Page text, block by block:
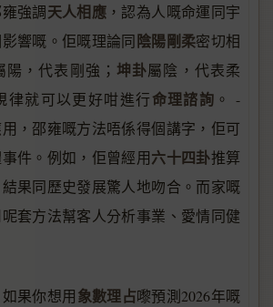
強調天人相應 ，認為人嘅命運同宇
響嘅。佢嘅理論同陰陽剛柔密切相
陽，代表剛強； 坤卦屬陰，代表柔
律就可以更好咁進行命理諮詢 。 -
用，邵雍嘅方法唔係得個講字，佢可
件。例如，佢曾經用六十四卦推算
果同歷史發展驚人地吻合。而家嘅
套方法幫客人分析事業、愛情同健
果你想用象數理占嚟預測2026年嘅